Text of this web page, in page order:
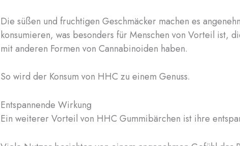
Die süßen und fruchtigen Geschmäcker machen es
konsumieren, was besonders für Menschen von Vorteil ist,
mit anderen Formen von Cannabinoiden haben.
So wird der Konsum von HHC zu einem Genuss.
Entspannende Wirkung
Ein weiterer Vorteil von HHC Gummibärchen ist ihre